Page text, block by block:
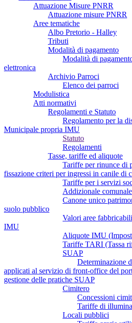
Attuazione Misure PNRR
Attuazione misure PNRR
Aree tematiche
Albo Pretorio - Halley
Tributi
Modalità di pagamento
Modalità di
elettronica
Archivio Parroci
Elenco dei parroci
Modulistica
Atti normativi
Regolamenti e Statuto
Regolamento per la
Municipale propria IMU
Statuto
Regolamenti
Tasse, tariffe ed aliquote
Tariffe per rinunce di
fissazione criteri per ingressi in canile di
Tariffe per i servizi
Addizionale
Canone unico
suolo pubblico
Valori aree
IMU
Aliquote IMU
Tariffe TARI (Tassa
SUAP
Determinazione
applicati al servizio di front-office del
gestione delle pratiche SUAP
Cimitero
Concessioni
Tariffe di
Locali pubblici